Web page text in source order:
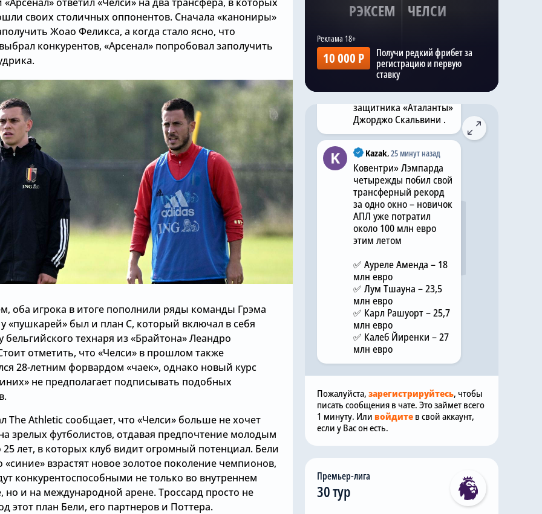
своих столичных оппонентов. Сначала «канониры»
Жоао Феликса, а когда стало ясно, что
конкурентов, «Арсенал» попробовал заполучить
оба игрока в итоге пополнили ряды команды Грэма
«пушкарей» был и план С, который включал в себя
бельгийского технаря из «Брайтона» Леандро
отметить, что «Челси» в прошлом также
28-летним форвардом «чаек», однако новый курс
не предполагает подписывать подобных
The Athletic сообщает, что «Челси» больше не хочет
зрелых футболистов, отдавая предпочтение молодым
25 лет, в которых клуб видит огромный потенциал. Бели
«синие» взрастят новое золотое поколение чемпионов,
конкурентоспособными не только во внутреннем
но и на международной арене. Троссард просто не
этот план Бели, его партнеров и Поттера.
РЭКСЕМ ЧЕЛСИ
10 000 Р
Получи редкий фрибет за
регистрацию и первую
ставку
Как сообщает Football
Insider , «Челси» ведет
борьбу с «Ньюкасл
Юнайтед» за
приобретение
защитника «Аталанты»
Джорджо Скальвини .
Kazak,25 минут назад
Ковентри» Лэмпарда
четырежды побил свой
трансферный рекорд
за одно окно – новичок
АПЛ уже потратил
около 100 млн евро
этим летом
✅ Ауреле Аменда – 18
млн евро
✅ Лум Тшауна – 23,5
млн евро
✅ Карл Рашуорт – 25,7
млн евро
✅ Калеб Йиренки – 27
млн евро
Пожалуйста, зарегистрируйтесь, чтобы
писать сообщения в чате. Это займет всего
1 минуту. Или войдите в свой аккаунт,
если у Вас он есть.
Премьер-лига
30 тур